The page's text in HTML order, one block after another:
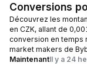
Conversions
Découvrez les
en CZK, allant de
conversion en temps
market makers de
MaintenantIl y a 24